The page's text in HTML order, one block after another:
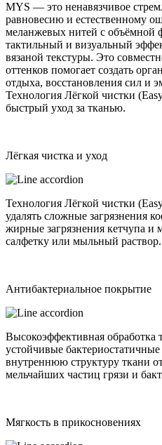
MYS — это ненавязчивое
равновесию и естественному
меланжевых нитей с объёмной
тактильный и визуальный
вязаной текстуры. Это
оттенков помогает создать
отдыха, восстановления сил и
Технология Лёгкой чистки
быстрый уход за тканью.
Лёгкая чистка и уход
Технология Лёгкой чистки
удалять сложные загрязнения
жирные загрязнения кетчупа и
салфетку или мыльный раствор.
Антибактериальное покрытие
Высокоэффективная обработка
устойчивые
внутреннюю структуру ткани
мельчайших частиц грязи и
Мягкость в прикосновениях